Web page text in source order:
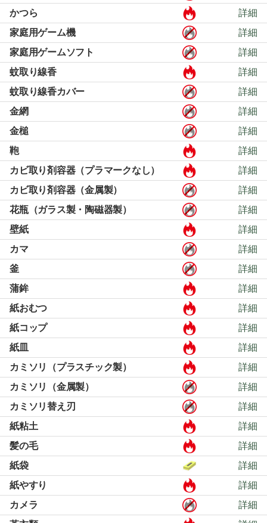
かつら
詳細
家庭用ゲーム機
詳細
家庭用ゲームソフト
詳細
蚊取り線香
詳細
蚊取り線香カバー
詳細
金網
詳細
金槌
詳細
鞄
詳細
カビ取り剤容器（プラマークなし）
詳細
カビ取り剤容器（金属製）
詳細
花瓶（ガラス製・陶磁器製）
詳細
壁紙
詳細
カマ
詳細
釜
詳細
蒲鉾
詳細
紙おむつ
詳細
紙コップ
詳細
紙皿
詳細
カミソリ（プラスチック製）
詳細
カミソリ（金属製）
詳細
カミソリ替え刃
詳細
紙粘土
詳細
髪の毛
詳細
紙袋
詳細
紙やすり
詳細
カメラ
詳細